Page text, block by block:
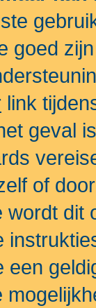
goed
link
geval
of
wordt dit
een